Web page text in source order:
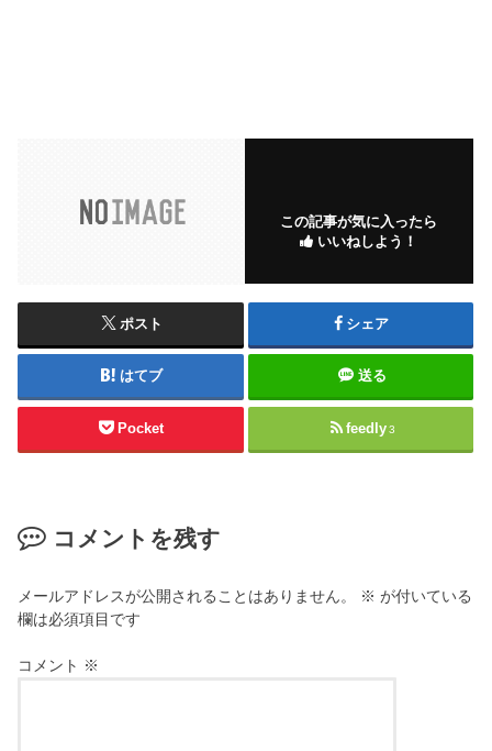
この記事が気に入ったら
いいねしよう！
ポスト シェア
はてブ 送る
Pocket feedly 3
コメントを残す
メールアドレスが公開されることはありません。 ※ が付いている
欄は必須項目です
コメント ※